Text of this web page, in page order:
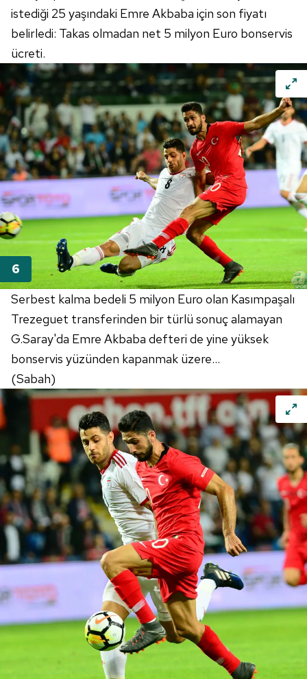
Metnimiziziyaret edebilirsiniz.
6698 sayılı Kişisel Verilerin Korunması Kanunu uyarınca
hazırlanmış Aydınlatma Metnimizi okumak ve sitemizde
ilgili mevzuata uygun olarak kullanılan çerezlerle ilgili bilgi
almak için lütfen tıklayınız.
istediği 25 yaşındaki Emre Akbaba için son fiyatı
belirledi: Takas olmadan net 5 milyon Euro bonservis
ücreti.
Serbest kalma bedeli 5 milyon Euro olan Kasımpaşalı
Trezeguet transferinden bir türlü sonuç alamayan
G.Saray'da Emre Akbaba defteri de yine yüksek
bonservis yüzünden kapanmak üzere...
(Sabah)